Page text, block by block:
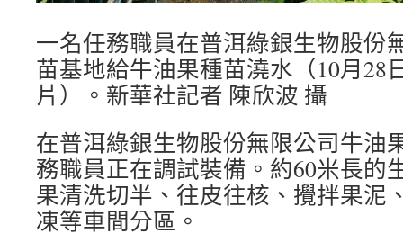
一名任務職員在普洱綠銀生物股份
苗基地給牛油果種苗澆水（10月28
片）。新華社記者 陳欣波 攝
在普洱綠銀生物股份無限公司牛油
務職員正在調試裝備。約60米長的
果清洗切半、往皮往核、攪拌果泥
凍等車間分區。